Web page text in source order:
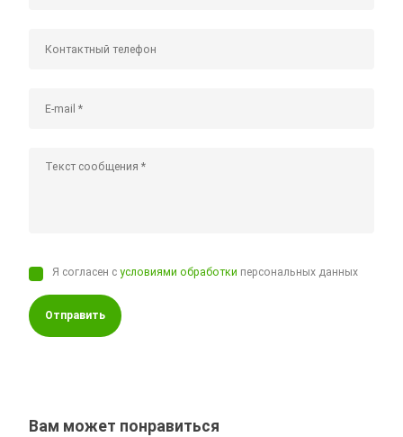
Я согласен сусловиями обработки персональных данных
Отправить
Вам может понравиться